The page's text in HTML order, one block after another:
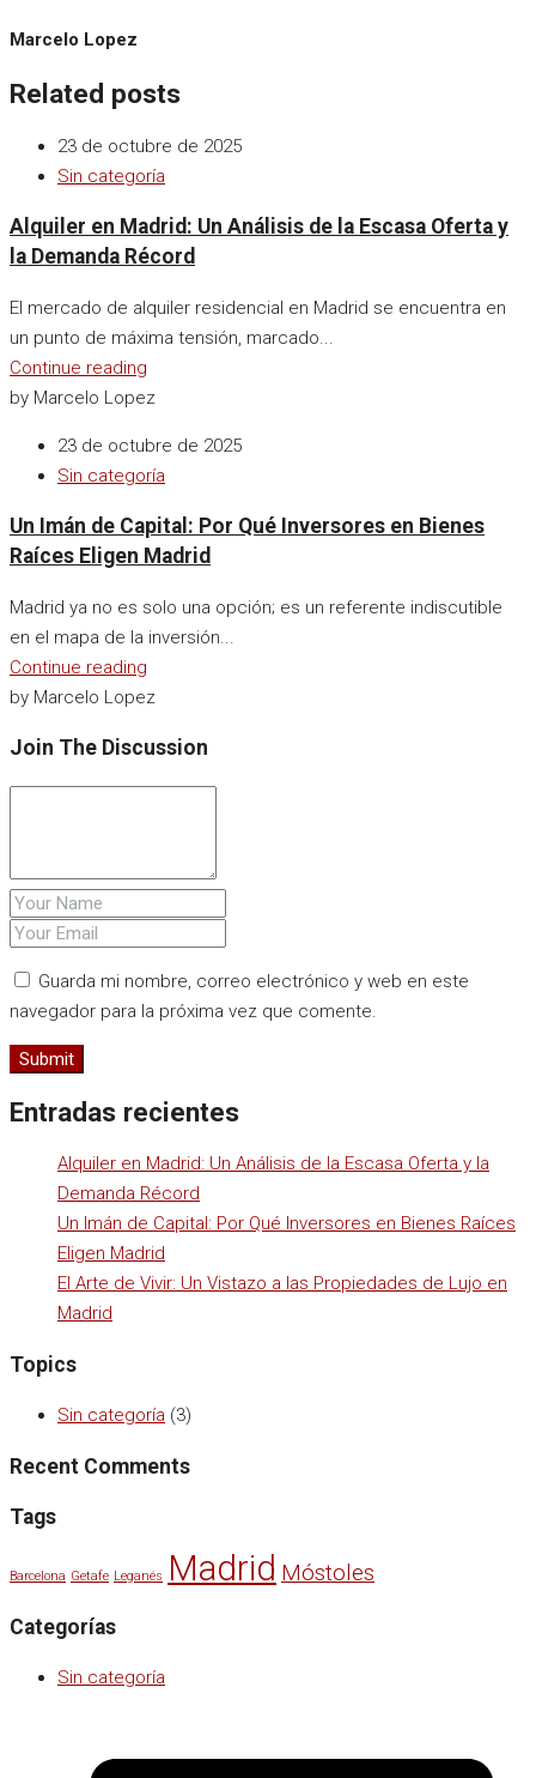
Marcelo Lopez
Related posts
23 de octubre de 2025
Sin categoría
Alquiler en Madrid: Un Análisis de la Escasa Oferta y
la Demanda Récord
El mercado de alquiler residencial en Madrid se encuentra en
un punto de máxima tensión, marcado...
Continue reading
by Marcelo Lopez
23 de octubre de 2025
Sin categoría
Un Imán de Capital: Por Qué Inversores en Bienes
Raíces Eligen Madrid
Madrid ya no es solo una opción; es un referente indiscutible
en el mapa de la inversión...
Continue reading
by Marcelo Lopez
Join The Discussion
Guarda mi nombre, correo electrónico y web en este
navegador para la próxima vez que comente.
Entradas recientes
Alquiler en Madrid: Un Análisis de la Escasa Oferta y la
Demanda Récord
Un Imán de Capital: Por Qué Inversores en Bienes Raíces
Eligen Madrid
El Arte de Vivir: Un Vistazo a las Propiedades de Lujo en
Madrid
Topics
Sin categoría (3)
Recent Comments
Tags
Barcelona Getafe Leganés Madrid Móstoles
Categorías
Sin categoría